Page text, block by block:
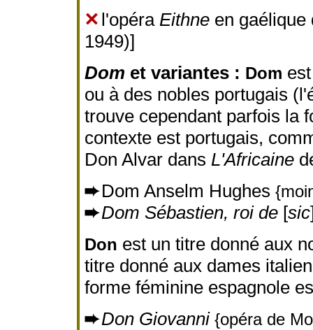
✕ l'opéra Eithneen gaélique
1949)]
Dom et variantes : Dom
ou à des nobles portugais
trouve cependant parfois la
contexte est portugais,
Don Alvar dans L'Africaine
➨Dom Anselm Hughes
➨Dom Sébastien, roi de[sic
Don est un titre donné aux
titre donné aux dames
forme féminine espagnole
➨Don Giovanni {opéra de